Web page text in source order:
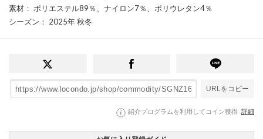
素材 ： ポリエステル89％、ナイロン7％、ポリウレタン4％
シーズン ： 2025年 秋冬
URLをコピー
紹介プログラムを利用してコイン獲得 詳細